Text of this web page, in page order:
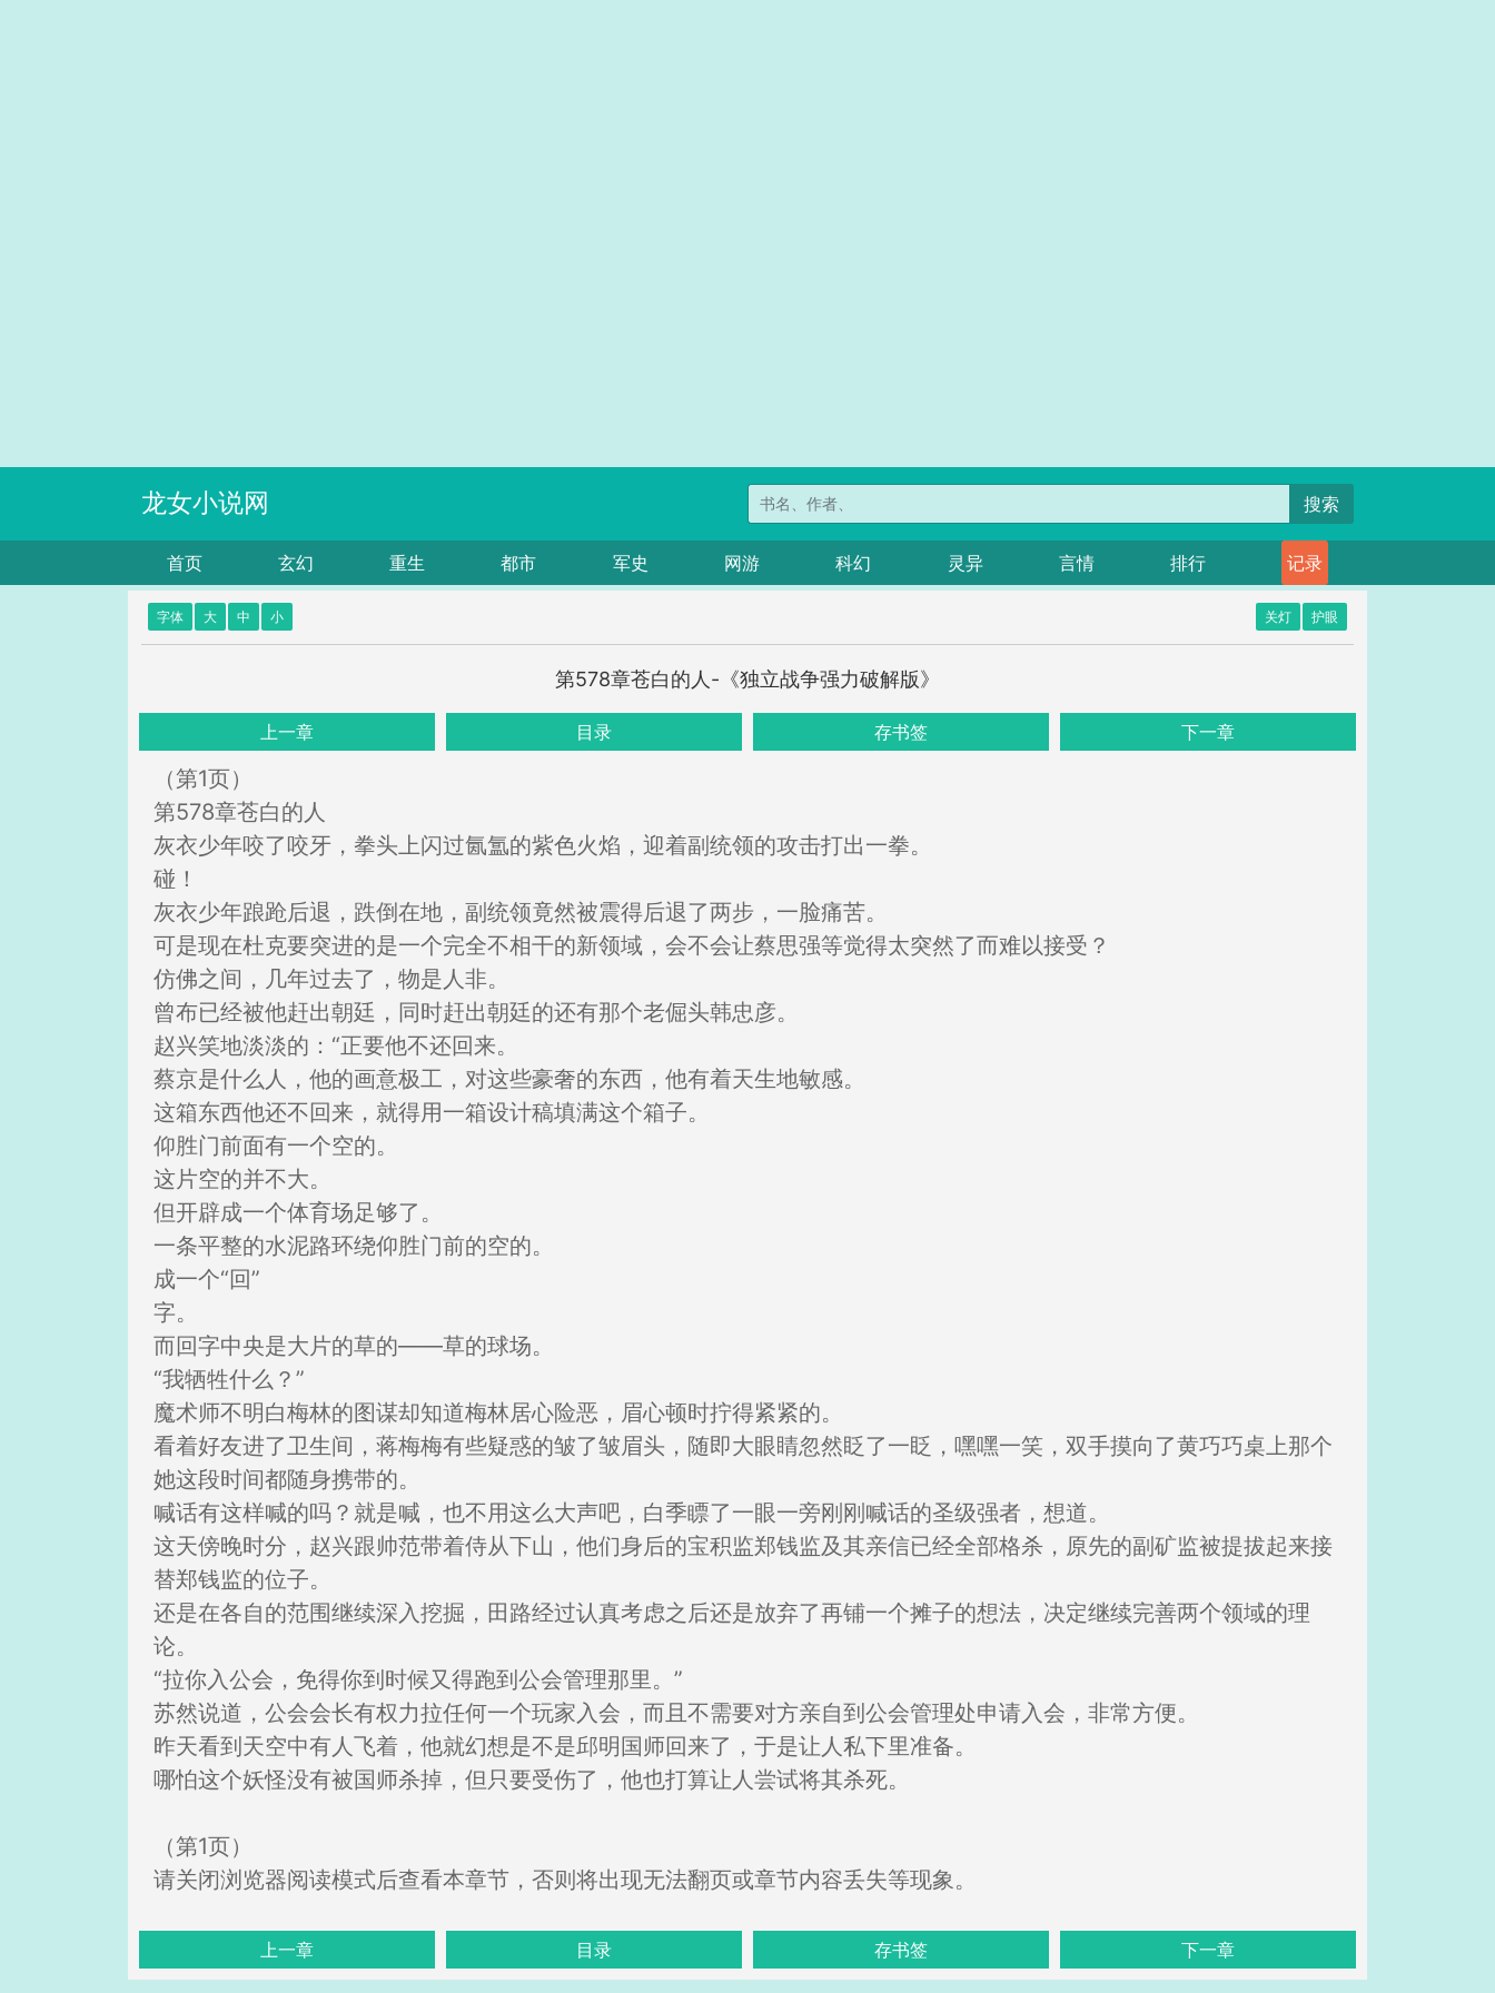
龙女小说网 搜索
首页 玄幻 重生 都市 军史 网游 科幻 灵异 言情 排行 记录
字体 大 中 小 关灯 护眼
第578章苍白的人-《独立战争强力破解版》
上一章 目录 存书签 下一章
（第1页）
第578章苍白的人
灰衣少年咬了咬牙，拳头上闪过氤氲的紫色火焰，迎着副统领的攻击打出一拳。
碰！
灰衣少年踉跄后退，跌倒在地，副统领竟然被震得后退了两步，一脸痛苦。
可是现在杜克要突进的是一个完全不相干的新领域，会不会让蔡思强等觉得太突然了而难以接受？
仿佛之间，几年过去了，物是人非。
曾布已经被他赶出朝廷，同时赶出朝廷的还有那个老倔头韩忠彦。
赵兴笑地淡淡的：“正要他不还回来。
蔡京是什么人，他的画意极工，对这些豪奢的东西，他有着天生地敏感。
这箱东西他还不回来，就得用一箱设计稿填满这个箱子。
仰胜门前面有一个空的。
这片空的并不大。
但开辟成一个体育场足够了。
一条平整的水泥路环绕仰胜门前的空的。
成一个“回”
字。
而回字中央是大片的草的——草的球场。
“我牺牲什么？”
魔术师不明白梅林的图谋却知道梅林居心险恶，眉心顿时拧得紧紧的。
看着好友进了卫生间，蒋梅梅有些疑惑的皱了皱眉头，随即大眼睛忽然眨了一眨，嘿嘿一笑，双手摸向了黄巧巧桌上那个
她这段时间都随身携带的。
喊话有这样喊的吗？就是喊，也不用这么大声吧，白季瞟了一眼一旁刚刚喊话的圣级强者，想道。
这天傍晚时分，赵兴跟帅范带着侍从下山，他们身后的宝积监郑钱监及其亲信已经全部格杀，原先的副矿监被提拔起来接
替郑钱监的位子。
还是在各自的范围继续深入挖掘，田路经过认真考虑之后还是放弃了再铺一个摊子的想法，决定继续完善两个领域的理
论。
“拉你入公会，免得你到时候又得跑到公会管理那里。”
苏然说道，公会会长有权力拉任何一个玩家入会，而且不需要对方亲自到公会管理处申请入会，非常方便。
昨天看到天空中有人飞着，他就幻想是不是邱明国师回来了，于是让人私下里准备。
哪怕这个妖怪没有被国师杀掉，但只要受伤了，他也打算让人尝试将其杀死。
（第1页）
请关闭浏览器阅读模式后查看本章节，否则将出现无法翻页或章节内容丢失等现象。
上一章 目录 存书签 下一章